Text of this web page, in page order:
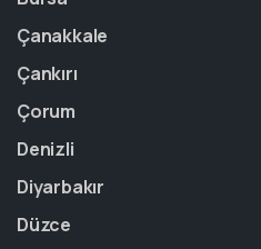
Çanakkale
Çankırı
Çorum
Denizli
Diyarbakır
Düzce